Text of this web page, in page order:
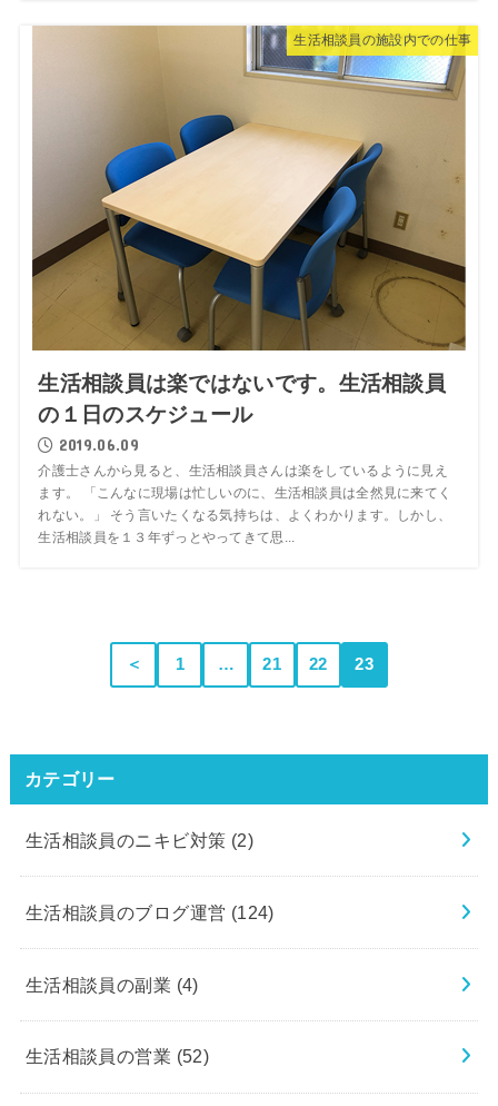
生活相談員の施設内での仕事
生活相談員は楽ではないです。生活相談員
の１日のスケジュール
2019.06.09
介護士さんから見ると、生活相談員さんは楽をしているように見え
ます。 「こんなに現場は忙しいのに、生活相談員は全然見に来てく
れない。」 そう言いたくなる気持ちは、よくわかります。しかし、
生活相談員を１３年ずっとやってきて思...
＜ 1 … 21 22 23
カテゴリー
生活相談員のニキビ対策 (2)
生活相談員のブログ運営 (124)
生活相談員の副業 (4)
生活相談員の営業 (52)